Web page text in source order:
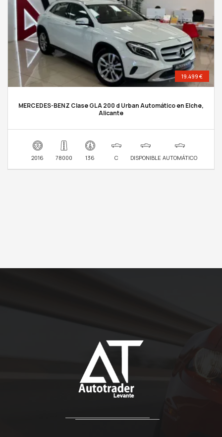
19.499 €
MERCEDES-BENZ Clase GLA 200 d Urban Automático en Elche,
Alicante
2016 78000 136 C DISPONIBLE AUTOMÁTICO